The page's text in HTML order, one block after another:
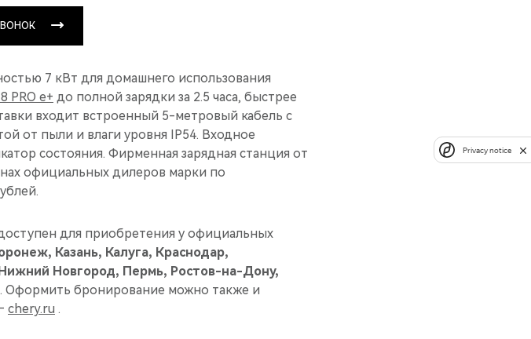
7 кВт для домашнего использования
PRO e+ до полной зарядки за 2.5 часа, быстрее
входит встроенный 5-метровый кабель с
от пыли и влаги уровня IP54. Входное
состояния. Фирменная зарядная станция от
официальных дилеров марки по
для приобретения у официальных
Казань, Калуга, Краснодар,
Новгород, Пермь, Ростов-на-Дону,
. Оформить бронирование можно также и
chery.ru .
Privacy notice